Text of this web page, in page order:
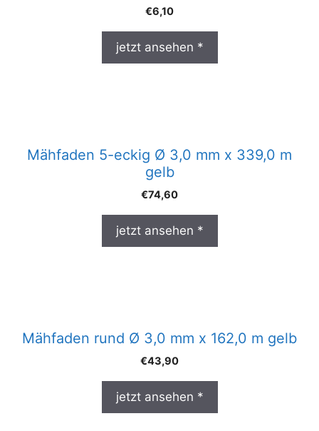
€6,10
jetzt ansehen *
Mähfaden 5-eckig Ø 3,0 mm x 339,0 m
gelb
€74,60
jetzt ansehen *
Mähfaden rund Ø 3,0 mm x 162,0 m gelb
€43,90
jetzt ansehen *